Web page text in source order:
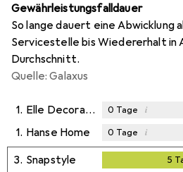
Gewährleistungsfalldauer
So lange dauert eine Abwicklung
Servicestelle bis Wiedererhalt in
Durchschnitt.
Quelle: Galaxus
1. Elle Decoration 0 Tage i
1. Hanse Home 0 Tage i
3. Snapstyle 5